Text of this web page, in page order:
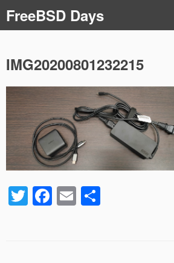
ン
テ
ツ
へ
ス
キ
ッ
プ
FreeBSD Days
IMG20200801232215
T
wi
F
a
E
m